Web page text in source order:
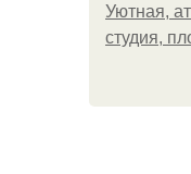
Уютная,
студия,